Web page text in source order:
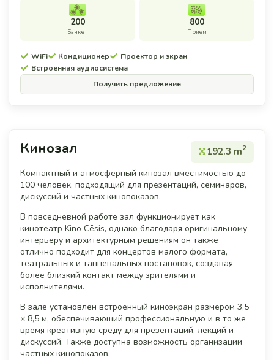
200
Банкет
800
Прием
WiFi Кондиционер
Проектор и экран
Встроенная аудиосистема
Получить предложение
Кинозал 192.3 m2
Компактный и атмосферный кинозал вместимостью до
100 человек, подходящий для презентаций, семинаров,
дискуссий и частных кинопоказов.
В повседневной работе зал функционирует как
кинотеатр Kino Cēsis, однако благодаря оригинальному
интерьеру и архитектурным решениям он также
отлично подходит для концертов малого формата,
театральных и танцевальных постановок, создавая
более близкий контакт между зрителями и
исполнителями.
В зале установлен встроенный киноэкран размером 3,5
× 8,5 м, обеспечивающий профессиональную и в то же
время креативную среду для презентаций, лекций и
дискуссий. Также доступна возможность организации
частных кинопоказов.